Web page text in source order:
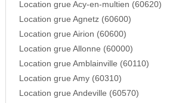
Location grue Acy-en-multien (60620)
Location grue Agnetz (60600)
Location grue Airion (60600)
Location grue Allonne (60000)
Location grue Amblainville (60110)
Location grue Amy (60310)
Location grue Andeville (60570)